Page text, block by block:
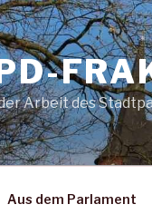
Arbeit des
Aus dem Parlament